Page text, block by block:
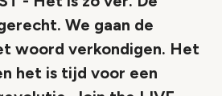
We gaan de
woord verkondigen. Het
het is tijd voor een